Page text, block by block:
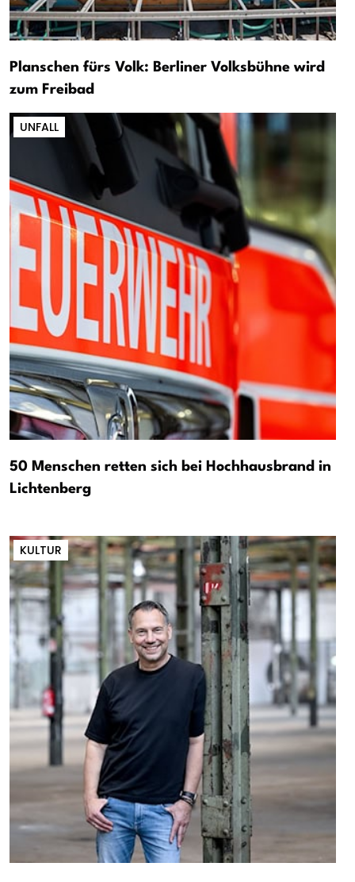
Planschen fürs Volk: Berliner Volksbühne wird
zum Freibad
UNFALL
50 Menschen retten sich bei Hochhausbrand in
Lichtenberg
KULTUR